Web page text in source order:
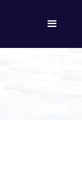
はすべて